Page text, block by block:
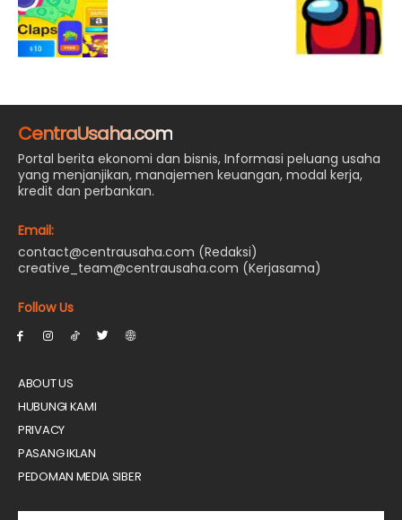
CentraUsaha.com
Portal berita ekonomi dan bisnis, Informasi peluang usaha
yang menjanjikan, manajemen keuangan, modal kerja,
kredit dan perbankan.
Email:
contact@centrausaha.com (Redaksi)
creative_team@centrausaha.com (Kerjasama)
Follow Us
ABOUT US
HUBUNGI KAMI
PRIVACY
PASANG IKLAN
PEDOMAN MEDIA SIBER